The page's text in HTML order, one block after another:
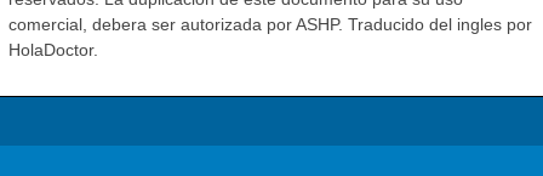
comercial, debera ser autorizada por ASHP. Traducido del ingles por
HolaDoctor.